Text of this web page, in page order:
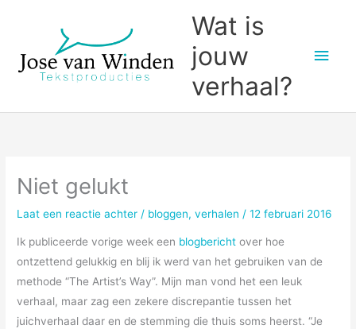
inhoud
Wat is
jouw
verhaal?
Niet gelukt
Laat een reactie achter / bloggen,verhalen /12 februari 2016
Ik publiceerde vorige week een blogbericht over hoe
ontzettend gelukkig en blij ik werd van het gebruiken van de
methode “The Artist’s Way”. Mijn man vond het een leuk
verhaal, maar zag een zekere discrepantie tussen het
juichverhaal daar en de stemming die thuis soms heerst. “Je